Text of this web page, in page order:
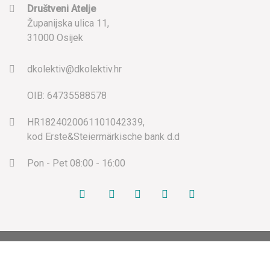
Društveni Atelje
Županijska ulica 11,
31000 Osijek
dkolektiv@dkolektiv.hr
OIB: 64735588578
HR1824020061101042339,
kod Erste&Steiermärkische bank d.d
Pon - Pet 08:00 - 16:00